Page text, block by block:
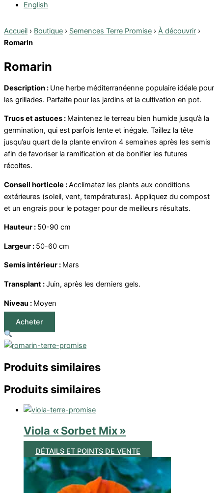
English
Accueil › Boutique › Semences Terre Promise › À découvrir ›
Romarin
Romarin
Description : Une herbe méditerranéenne populaire idéale pour
les grillades. Parfaite pour les jardins et la cultivation en pot.
Trucs et astuces : Maintenez le terreau bien humide jusqu’à la
germination, qui est parfois lente et inégale. Taillez la tête
jusqu’au quart de la plante environ 4 semaines après les semis
afin de favoriser la ramification et de bonifier les futures
récoltes.
Conseil horticole :Acclimatez les plants aux conditions
extérieures (soleil, vent, températures). Appliquez du compost
et un engrais pour le potager pour de meilleurs résultats.
Hauteur : 50-90 cm
Largeur : 50-60 cm
Semis intérieur : Mars
Transplant :Juin, après les derniers gels.
Niveau : Moyen
Acheter
Produits similaires
Produits similaires
Viola « Sorbet Mix »
DÉTAILS ET POINTS DE VENTE